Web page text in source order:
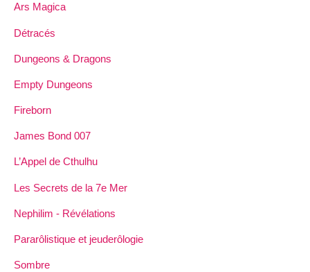
Ars Magica
Détracés
Dungeons & Dragons
Empty Dungeons
Fireborn
James Bond 007
L’Appel de Cthulhu
Les Secrets de la 7e Mer
Nephilim - Révélations
Pararôlistique et jeuderôlogie
Sombre